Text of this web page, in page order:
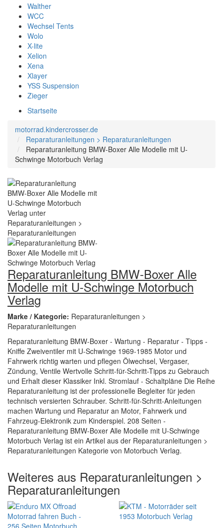
Walther
WCC
Wechsel Tents
Wolo
X-lite
Xelion
Xena
Xlayer
YSS Suspension
Zieger
Startseite
motorrad.kindercrosser.de
Reparaturanleitungen > Reparaturanleitungen
Reparaturanleitung BMW-Boxer Alle Modelle mit U-
Schwinge Motorbuch Verlag
Reparaturanleitung BMW-Boxer Alle
Modelle mit U-Schwinge Motorbuch
Verlag
Marke / Kategorie: Reparaturanleitungen >
Reparaturanleitungen
Reparaturanleitung BMW-Boxer - Wartung - Reparatur - Tipps -
Kniffe Zweiventiler mit U-Schwinge 1969-1985 Motor und
Fahrwerk richtig warten und pflegen Ölwechsel, Vergaser,
Zündung, Ventile Wertvolle Schritt-für-Schritt-Tipps zu Gebrauch
und Erhalt dieser Klassiker Inkl. Stromlauf - Schaltpläne Die Reihe
Reparaturanleitung ist der professionelle Begleiter für jeden
technisch versierten Schrauber. Schritt-für-Schritt-Anleitungen
machen Wartung und Reparatur an Motor, Fahrwerk und
Fahrzeug-Elektronik zum Kinderspiel. 208 Seiten -
Reparaturanleitung BMW-Boxer Alle Modelle mit U-Schwinge
Motorbuch Verlag ist ein Artikel aus der Reparaturanleitungen >
Reparaturanleitungen Kategorie von Motorbuch Verlag.
Weiteres aus Reparaturanleitungen >
Reparaturanleitungen